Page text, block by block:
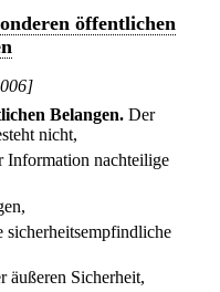
öffentlichen
Belangen. Der
nicht,
Information nachteilige
sicherheitsempfindliche
äußeren Sicherheit,